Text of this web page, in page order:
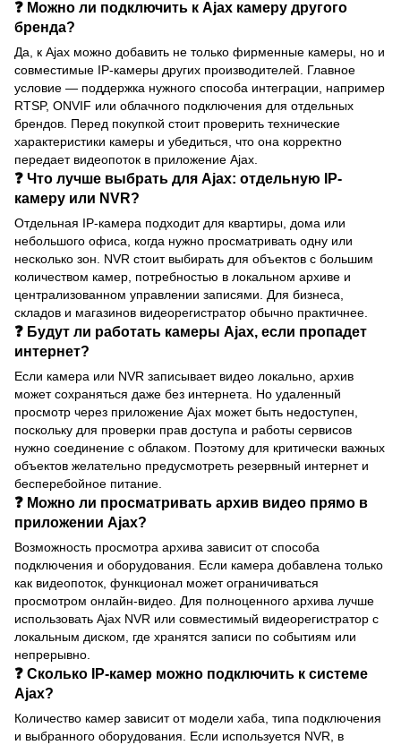
❓ Можно ли подключить к Ajax камеру другого
бренда?
Да, к Ajax можно добавить не только фирменные камеры, но и
совместимые IP-камеры других производителей. Главное
условие — поддержка нужного способа интеграции, например
RTSP, ONVIF или облачного подключения для отдельных
брендов. Перед покупкой стоит проверить технические
характеристики камеры и убедиться, что она корректно
передает видеопоток в приложение Ajax.
❓ Что лучше выбрать для Ajax: отдельную IP-
камеру или NVR?
Отдельная IP-камера подходит для квартиры, дома или
небольшого офиса, когда нужно просматривать одну или
несколько зон. NVR стоит выбирать для объектов с большим
количеством камер, потребностью в локальном архиве и
централизованном управлении записями. Для бизнеса,
складов и магазинов видеорегистратор обычно практичнее.
❓ Будут ли работать камеры Ajax, если пропадет
интернет?
Если камера или NVR записывает видео локально, архив
может сохраняться даже без интернета. Но удаленный
просмотр через приложение Ajax может быть недоступен,
поскольку для проверки прав доступа и работы сервисов
нужно соединение с облаком. Поэтому для критически важных
объектов желательно предусмотреть резервный интернет и
бесперебойное питание.
❓ Можно ли просматривать архив видео прямо в
приложении Ajax?
Возможность просмотра архива зависит от способа
подключения и оборудования. Если камера добавлена только
как видеопоток, функционал может ограничиваться
просмотром онлайн-видео. Для полноценного архива лучше
использовать Ajax NVR или совместимый видеорегистратор с
локальным диском, где хранятся записи по событиям или
непрерывно.
❓ Сколько IP-камер можно подключить к системе
Ajax?
Количество камер зависит от модели хаба, типа подключения
и выбранного оборудования. Если используется NVR, в